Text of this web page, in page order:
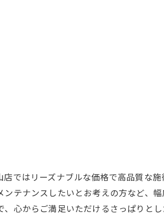
ではリーズナブルな価格で高品質な
テナンスしたいとお考えの方など、
心からご満足いただけるさっぱりと